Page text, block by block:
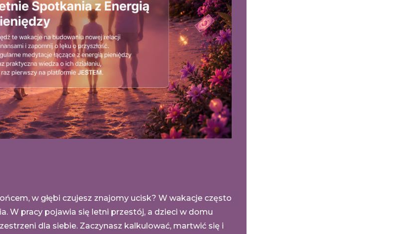
w głębi czujesz znajomy ucisk? W wakacje często
W pracy pojawia się letni przestój, a dzieci w domu
dla siebie. Zaczynasz kalkulować, martwić się i